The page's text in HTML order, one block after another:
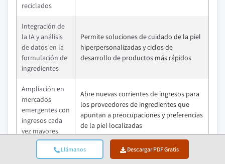
Llámanos Descargar PDF Gratis
reciclados
Integración de
la IA y análisis
de datos en la
formulación de
ingredientes
Permite soluciones de cuidado de la piel
hiperpersonalizadas y ciclos de
desarrollo de productos más rápidos
Ampliación en
mercados
emergentes con
ingresos cada
vez mayores
Abre nuevas corrientes de ingresos para
los proveedores de ingredientes que
apuntan a preocupaciones y preferencias
de la piel localizadas
Líderes del mercado (2024)